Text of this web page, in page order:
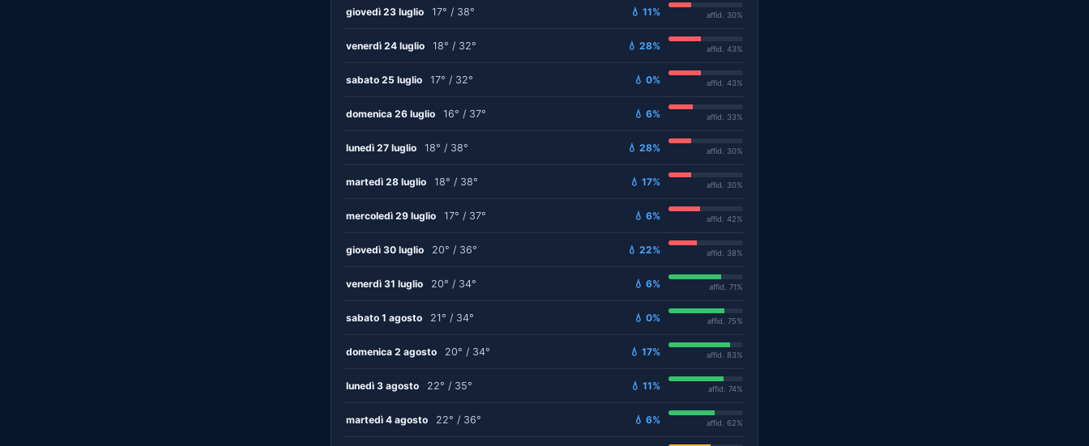
giovedì 23 luglio 17° / 38° 💧 11% affid. 30%
venerdì 24 luglio 18° / 32° 💧 28% affid. 43%
sabato 25 luglio 17° / 32° 💧 0% affid. 43%
domenica 26 luglio 16° / 37° 💧 6% affid. 33%
lunedì 27 luglio 18° / 38° 💧 28% affid. 30%
martedì 28 luglio 18° / 38° 💧 17% affid. 30%
mercoledì 29 luglio 17° / 37° 💧 6% affid. 42%
giovedì 30 luglio 20° / 36° 💧 22% affid. 38%
venerdì 31 luglio 20° / 34° 💧 6% affid. 71%
sabato 1 agosto 21° / 34° 💧 0% affid. 75%
domenica 2 agosto 20° / 34° 💧 17% affid. 83%
lunedì 3 agosto 22° / 35° 💧 11% affid. 74%
martedì 4 agosto 22° / 36° 💧 6% affid. 62%